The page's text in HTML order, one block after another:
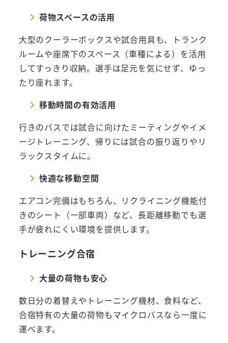
荷物スペースの活用
大型のクーラーボックスや試合用具も、トランク
ルームや座席下のスペース（車種による）を活用
してすっきり収納。選手は足元を気にせず、ゆっ
たり座れます。
移動時間の有効活用
行きのバスでは試合に向けたミーティングやイメ
ージトレーニング、帰りには試合の振り返りやリ
ラックスタイムに。
快適な移動空間
エアコン完備はもちろん、リクライニング機能付
きのシート（一部車両）など、長距離移動でも選
手が疲れにくい環境を提供します。
トレーニング合宿
大量の荷物も安心
数日分の着替えやトレーニング機材、食料など、
合宿特有の大量の荷物もマイクロバスなら一度に
運べます。